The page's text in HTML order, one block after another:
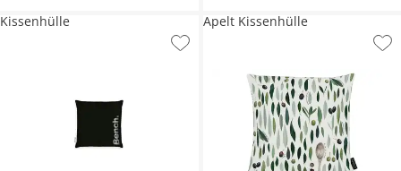
Kissenhülle Apelt Kissenhülle